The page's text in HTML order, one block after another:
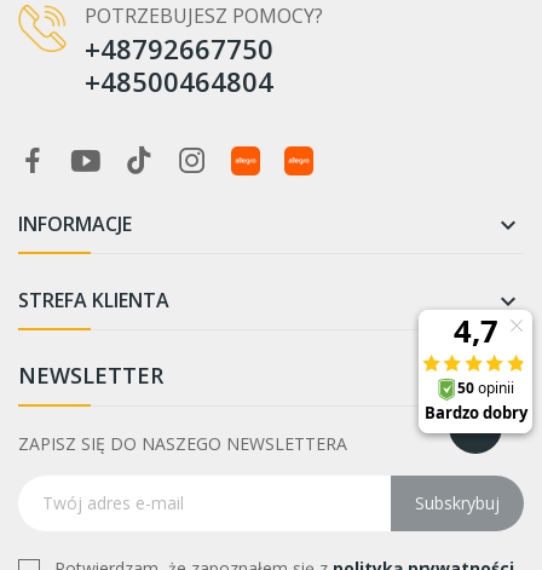
POTRZEBUJESZ POMOCY?
+48792667750
+48500464804
INFORMACJE 
STREFA KLIENTA 
NEWSLETTER
ZAPISZ SIĘ DO NASZEGO NEWSLETTERA
Subskrybuj